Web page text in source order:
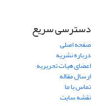
دسترسی سریع
صفحه اصلی
درباره نشریه
اعضای هیات تحریریه
ارسال مقاله
تماس با ما
نقشه سایت